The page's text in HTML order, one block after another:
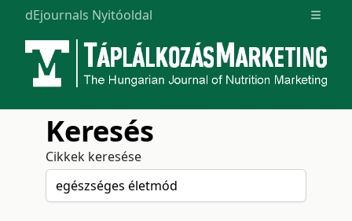
dEjournals Nyitóoldal Open
Keresés
Cikkek keresése